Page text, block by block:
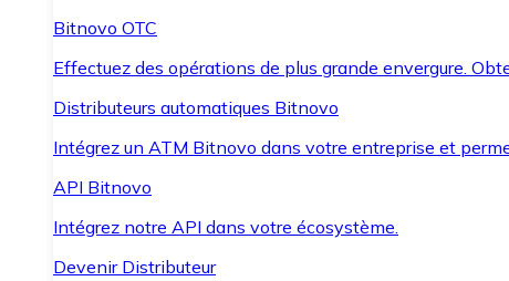
Bitnovo OTC
Effectuez des opérations de plus grande envergure.
Distributeurs automatiques Bitnovo
Intégrez un ATM Bitnovo dans votre entreprise et
API Bitnovo
Intégrez notre API dans votre écosystème.
Devenir Distributeur